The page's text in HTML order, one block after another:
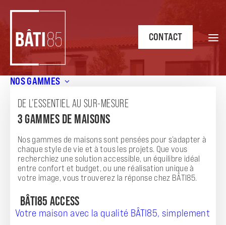
NOS GAMMES
DE L’ESSENTIEL AU SUR-MESURE
3 GAMMES DE MAISONS
Nos gammes de maisons sont pensées pour s’adapter à
chaque style de vie et à tous les projets. Que vous
recherchiez une solution accessible, un équilibre idéal
entre confort et budget, ou une réalisation unique à
votre image, vous trouverez la réponse chez BÂTI85.
BÂTI85 ACCESS
Votre maison avec la qualité BÂTI85, simplement
CONTACT